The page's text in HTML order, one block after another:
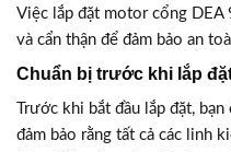
Việc lắp đặt motor cổng
và cẩn thận để đảm bảo an
Chuẩn bị trước khi lắp
Trước khi bắt đầu lắp đặt,
đảm bảo rằng tất cả các linh